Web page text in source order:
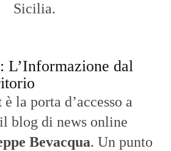
Sicilia.
L’Informazione dal
è la porta d’accesso a
blog di news online
Bevacqua. Un punto